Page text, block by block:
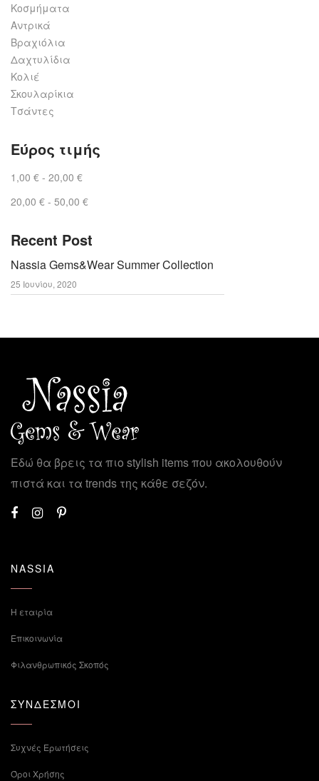
Κοσμήματα
Αντρικά
Βραχιόλια
Δαχτυλίδια
Κολιέ
Σκουλαρίκια
Τσάντες
Εύρος τιμής
1,00 € - 20,00 €
20,00 € - 50,00 €
Recent Post
Nassia Gems&Wear Summer Collection
25 Ιουνίου, 2020
Εδώ θα βρεις τα πιο stylish items που ακολουθούν
πιστά και τα trends της κάθε σεζόν.
NASSIA
Η εταιρία
Επικοινωνία
Φιλανθρωπικός Σκοπός
ΣΥΝΔΕΣΜΟΙ
Συχνές Ερωτήσεις
Όροι Χρήσης